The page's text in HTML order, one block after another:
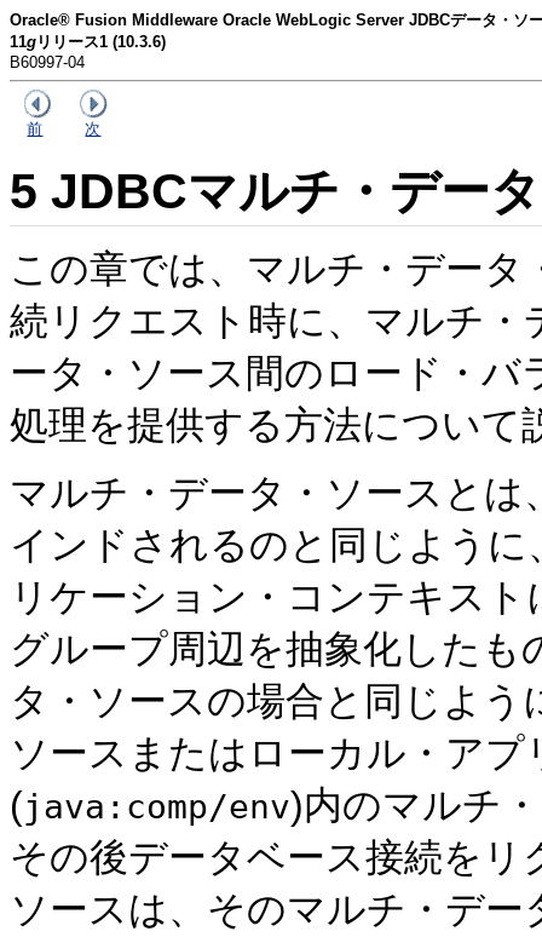
Oracle® Fusion Middleware Oracle WebLogic Server JDBCデータ・ソ
11g リリース1 (10.3.6)
B60997-04
前 次
5 JDBCマルチ・デー
この章では、マルチ・デー
続リクエスト時に、マルチ
ータ・ソース間のロード・
処理を提供する方法について
マルチ・データ・ソースと
インドされるのと同じよう
リケーション・コンテキス
グループ周辺を抽象化した
タ・ソースの場合と同じよ
ソースまたはローカル・ア
(java:comp/env)内のマルチ
その後データベース接続を
ソースは、そのマルチ・デ